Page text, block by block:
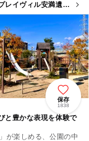
レイヴィル安満遺跡
保存
1838
と豊かな表現を体験で
が楽しめる、公園の中